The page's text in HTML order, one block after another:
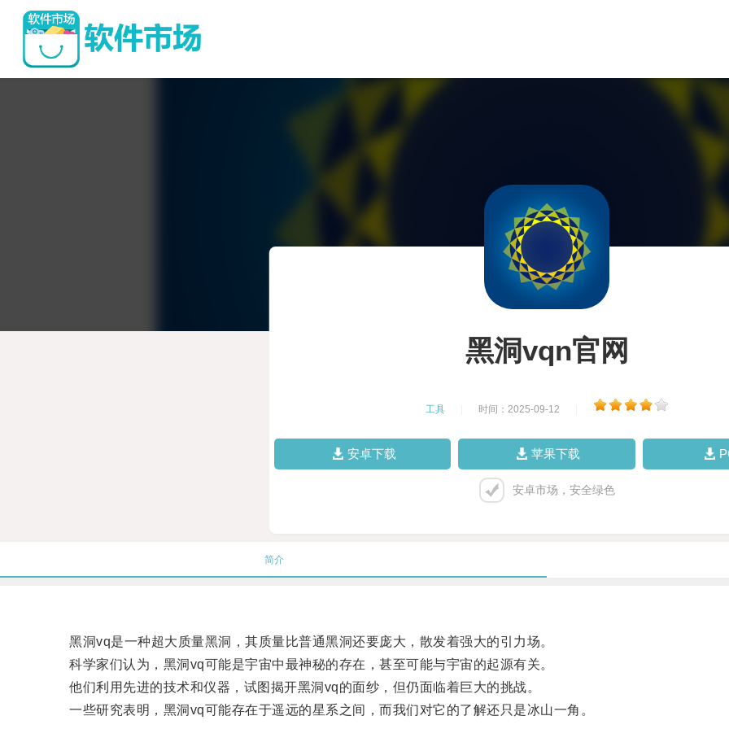
黑洞vqn官网
工具 时间：2025-09-12
安卓下载 苹果下载
安卓市场，安全绿色
简介
黑洞vq是一种超大质量黑洞，其质量比普通黑洞还要庞大，散发着强大的引力场。
科学家们认为，黑洞vq可能是宇宙中最神秘的存在，甚至可能与宇宙的起源有关。
他们利用先进的技术和仪器，试图揭开黑洞vq的面纱，但仍面临着巨大的挑战。
一些研究表明，黑洞vq可能存在于遥远的星系之间，而我们对它的了解还只是冰山一角。